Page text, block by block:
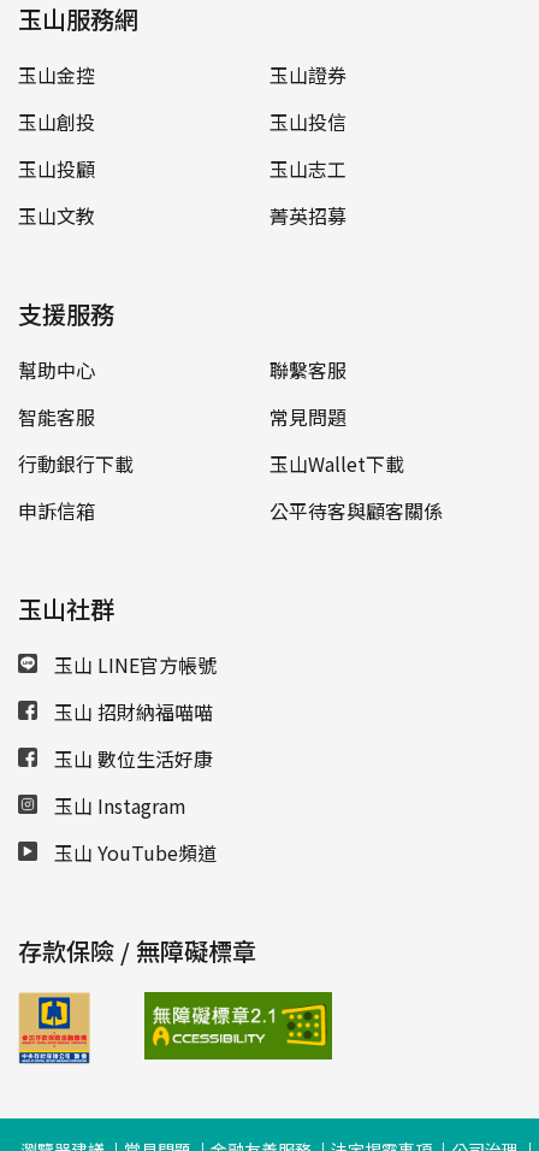
玉山服務網
玉山金控
玉山證券
玉山創投
玉山投信
玉山投顧
玉山志工
玉山文教
菁英招募
支援服務
幫助中心
聯繫客服
智能客服
常見問題
行動銀行下載
玉山Wallet下載
申訴信箱
公平待客與顧客關係
玉山社群
玉山 LINE官方帳號
玉山 招財納福喵喵
玉山 數位生活好康
玉山 Instagram
玉山 YouTube頻道
存款保險 / 無障礙標章